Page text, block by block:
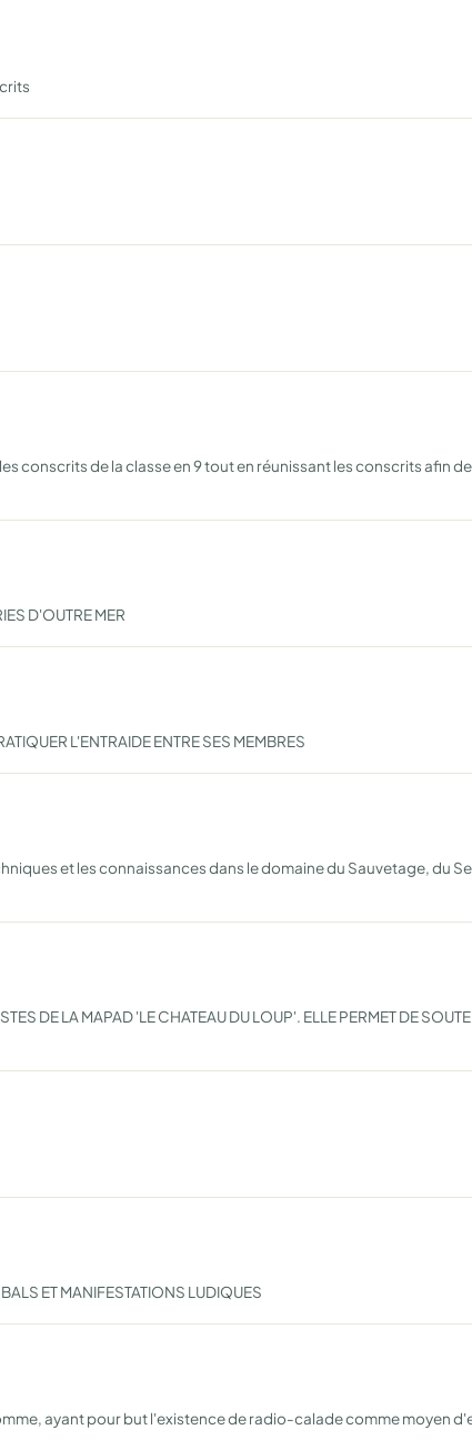
conscrits de la classe en 9 tout en réunissant les conscrits afin
D'OUTRE MER
L'ENTRAIDE ENTRE SES MEMBRES
et les connaissances dans le domaine du Sauvetage, du
DE LA MAPAD 'LE CHATEAU DU LOUP'. ELLE PERMET DE
ET MANIFESTATIONS LUDIQUES
ayant pour but l'existence de radio-calade comme moyen